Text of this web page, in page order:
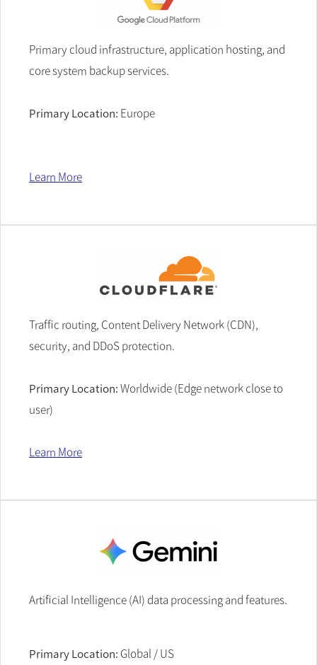
Primary cloud infrastructure, application hosting, and
core system backup services.
Primary Location: Europe
Learn More
Traffic routing, Content Delivery Network (CDN),
security, and DDoS protection.
Primary Location: Worldwide (Edge network close to
user)
Learn More
Artificial Intelligence (AI) data processing and features.
Primary Location: Global / US